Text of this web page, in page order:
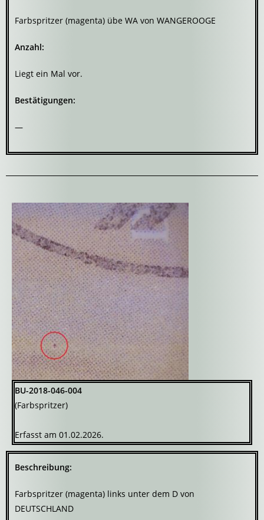
Farbspritzer (magenta) übe WA von WANGEROOGE
Anzahl:
Liegt ein Mal vor.
Bestätigungen:
—
BU-2018-046-004
(Farbspritzer)
Erfasst am 01.02.2026.
Beschreibung:
Farbspritzer (magenta) links unter dem D von
DEUTSCHLAND